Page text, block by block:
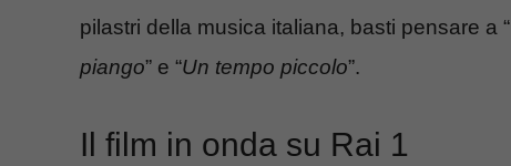
pilastri della musica italiana, basti pensare a “
piango” e “Un tempo piccolo”.
Il film in onda su Rai 1